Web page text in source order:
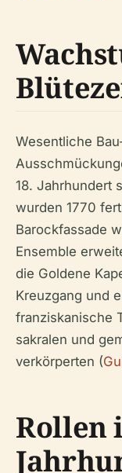
Wesentliche
18. Jahrhundert
wurden 1770
Barockfassade
Ensemble
die Goldene
Kreuzgang und
franziskanische
sakralen und
verkörperten (
Rollen